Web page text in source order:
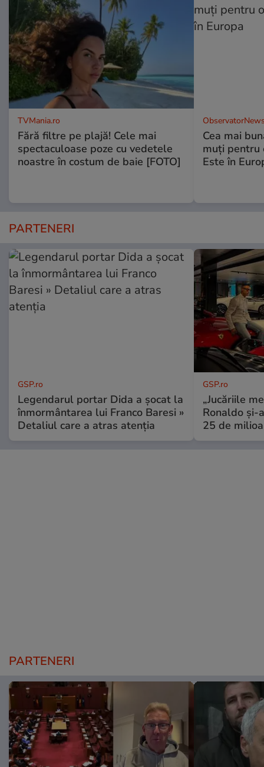
TVMania.ro
Fără filtre pe plajă! Cele mai
spectaculoase poze cu vedetele
noastre în costum de baie [FOTO]
Cea mai
muţi pentru
Este în
PARTENERI
GSP.ro
Legendarul portar Dida a șocat la
înmormântarea lui Franco Baresi »
Detaliul care a atras atenția
GSP.ro
„Jucăriile
Ronaldo și-
25 de
PARTENERI